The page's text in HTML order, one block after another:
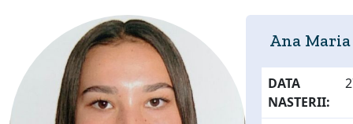
Ana
DATA
NASTERII: